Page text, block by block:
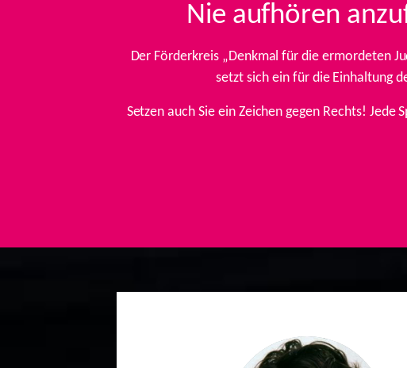
Nie aufhören
Der Förderkreis „Denkmal für die ermordeten
setzt sich ein für die Einhaltung
Setzen auch Sie ein Zeichen gegen Rechts!